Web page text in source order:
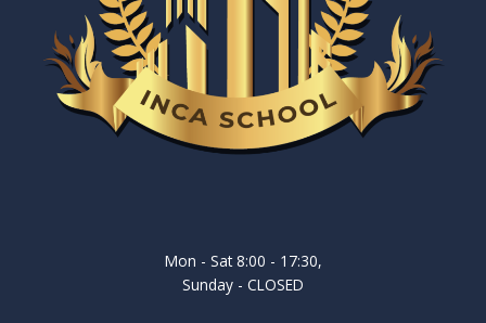
Mon - Sat 8:00 - 17:30,
Sunday - CLOSED